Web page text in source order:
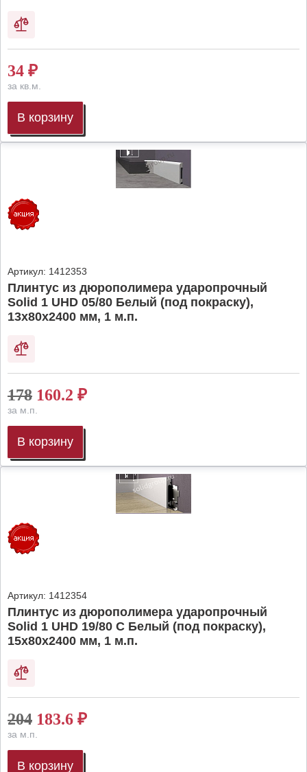
34 ₽
за кв.м.
В корзину
Артикул: 1412353
Плинтус из дюрополимера ударопрочный
Solid 1 UHD 05/80 Белый (под покраску),
13х80х2400 мм, 1 м.п.
178 160.2 ₽
за м.п.
В корзину
Артикул: 1412354
Плинтус из дюрополимера ударопрочный
Solid 1 UHD 19/80 C Белый (под покраску),
15х80х2400 мм, 1 м.п.
204 183.6 ₽
за м.п.
В корзину